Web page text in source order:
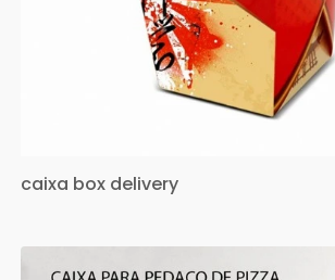
caixa box delivery